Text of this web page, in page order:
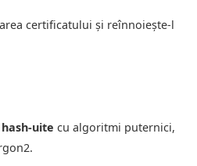
certificatului și reînnoiește-l
hash-uite cu algoritmi puternici,